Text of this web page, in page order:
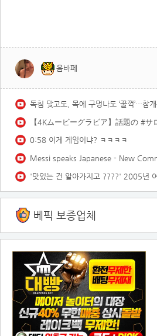
음바페
0:58 이게 게임이냐? ㅋㅋㅋㅋ
Messi speaks Japanese - New
베픽 보증업체